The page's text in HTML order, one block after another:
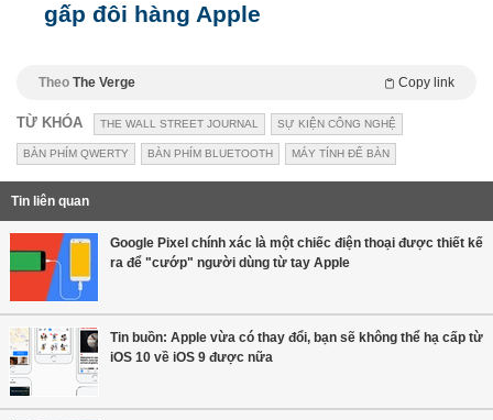
gấp đôi hàng Apple
Theo The Verge Copy link
TỪ KHÓA THE WALL STREET JOURNAL SỰ KIỆN CÔNG NGHỆ
BÀN PHÍM QWERTY BÀN PHÍM BLUETOOTH MÁY TÍNH ĐỂ BÀN
Tin liên quan
Google Pixel chính xác là một chiếc điện thoại được thiết kế
ra để "cướp" người dùng từ tay Apple
Tin buồn: Apple vừa có thay đổi, bạn sẽ không thể hạ cấp từ
iOS 10 về iOS 9 được nữa